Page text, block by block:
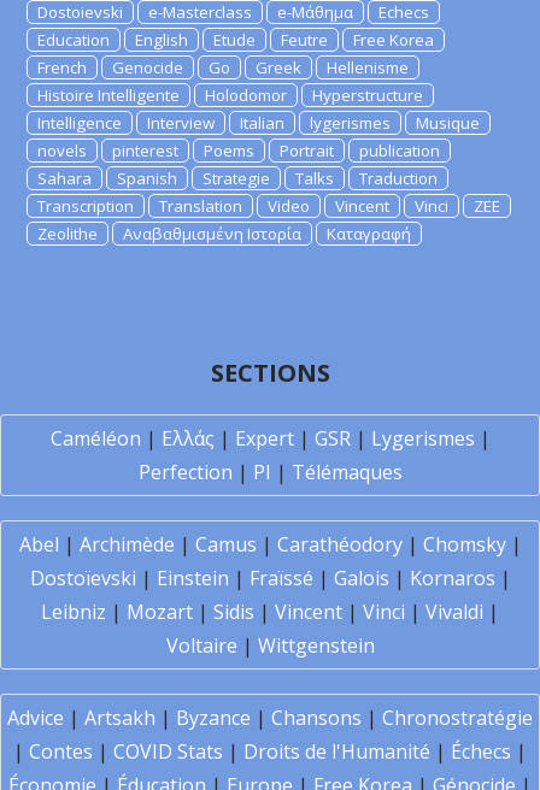
Dostoievski
e-Masterclass e-Μάθημα
Echecs
Education
English Etude Feutre
Free Korea
French
Genocide Go Greek
Hellenisme
Histoire Intelligente
Holodomor
Hyperstructure
Intelligence
Interview Italian lygerismes
Musique
novels
pinterest Poems Portrait
publication
Sahara
Spanish Strategie Talks
Traduction
Transcription
Translation Video Vincent Vinci
ZEE
Zeolithe
Αναβαθμισμένη Ιστορία Καταγραφή
SECTIONS
Caméléon | Ελλάς | Expert| GSR| Lygerismes |
Perfection | PI | Télémaques
Abel | Archimède | Camus | Carathéodory| Chomsky|
Dostoïevski | Einstein | Fraïssé | Galois | Kornaros |
Leibniz | Mozart | Sidis | Vincent | Vinci | Vivaldi |
Voltaire | Wittgenstein
Advice | Artsakh | Byzance | Chansons | Chronostratégie
| Contes | COVID Stats | Droits de l'Humanité | Échecs |